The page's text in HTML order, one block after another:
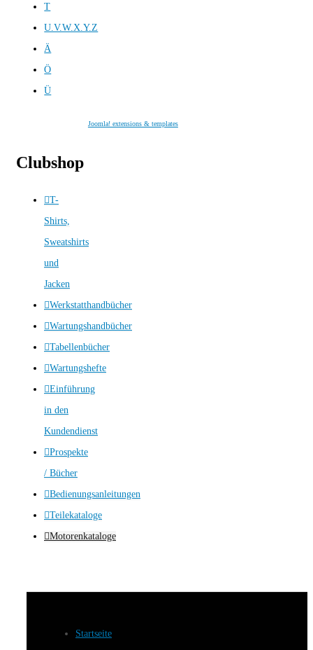
T
U.V.W.X.Y.Z
Ä
Ö
Ü
Joomla! extensions & templates
Clubshop
T-
Shirts,
Sweatshirts
und
Jacken
Werkstatthandbücher
Wartungshandbücher
Tabellenbücher
Wartungshefte
Einführung
in den
Kundendienst
Prospekte
/ Bücher
Bedienungsanleitungen
Teilekataloge
Motorenkataloge
Startseite